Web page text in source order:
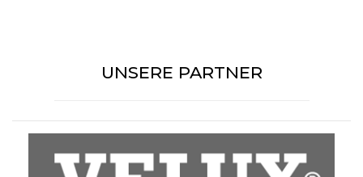
UNSERE PARTNER